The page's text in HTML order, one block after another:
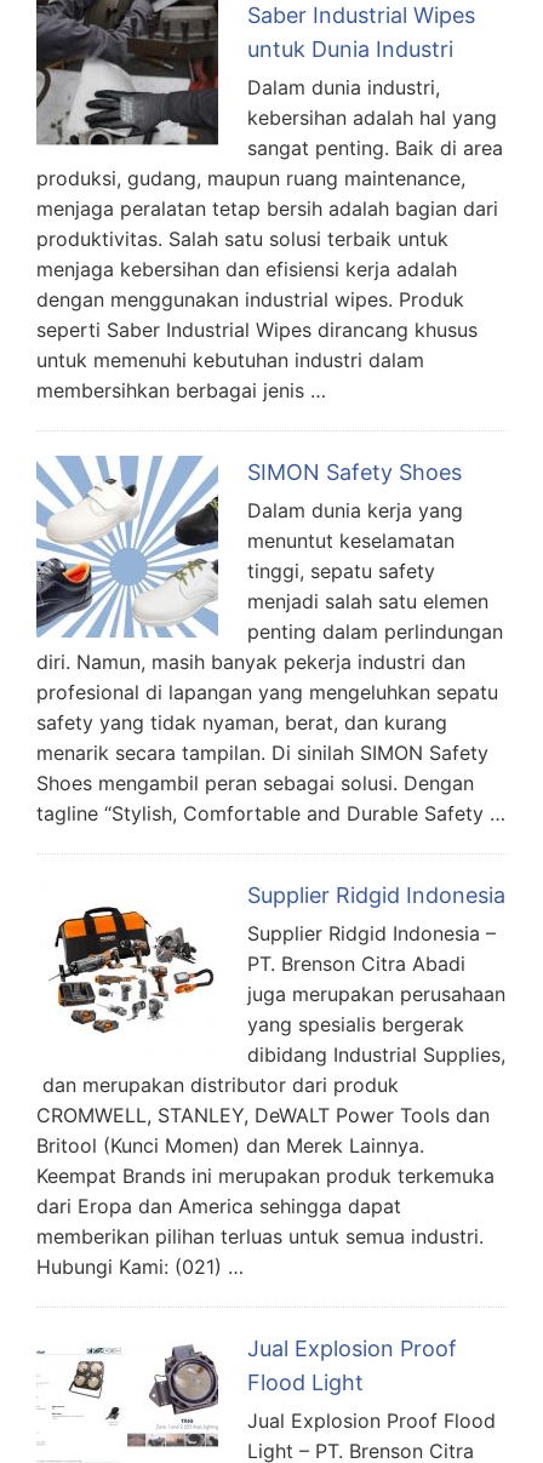
Saber Industrial Wipes
untuk Dunia Industri
Dalam dunia industri,
kebersihan adalah hal yang
sangat penting. Baik di area
produksi, gudang, maupun ruang maintenance,
menjaga peralatan tetap bersih adalah bagian dari
produktivitas. Salah satu solusi terbaik untuk
menjaga kebersihan dan efisiensi kerja adalah
dengan menggunakan industrial wipes. Produk
seperti Saber Industrial Wipes dirancang khusus
untuk memenuhi kebutuhan industri dalam
membersihkan berbagai jenis …
SIMON Safety Shoes
Dalam dunia kerja yang
menuntut keselamatan
tinggi, sepatu safety
menjadi salah satu elemen
penting dalam perlindungan
diri. Namun, masih banyak pekerja industri dan
profesional di lapangan yang mengeluhkan sepatu
safety yang tidak nyaman, berat, dan kurang
menarik secara tampilan. Di sinilah SIMON Safety
Shoes mengambil peran sebagai solusi. Dengan
tagline “Stylish, Comfortable and Durable Safety …
Supplier Ridgid Indonesia
Supplier Ridgid Indonesia –
PT. Brenson Citra Abadi
juga merupakan perusahaan
yang spesialis bergerak
dibidang Industrial Supplies,
dan merupakan distributor dari produk
CROMWELL, STANLEY, DeWALT Power Tools dan
Britool (Kunci Momen) dan Merek Lainnya.
Keempat Brands ini merupakan produk terkemuka
dari Eropa dan America sehingga dapat
memberikan pilihan terluas untuk semua industri.
Hubungi Kami: (021) …
Jual Explosion Proof
Flood Light
Jual Explosion Proof Flood
Light – PT. Brenson Citra